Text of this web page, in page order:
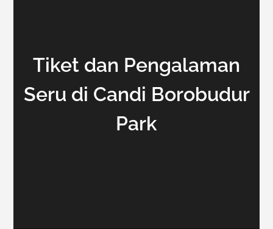
Tiket dan Pengalaman
Seru di Candi Borobudur
Park